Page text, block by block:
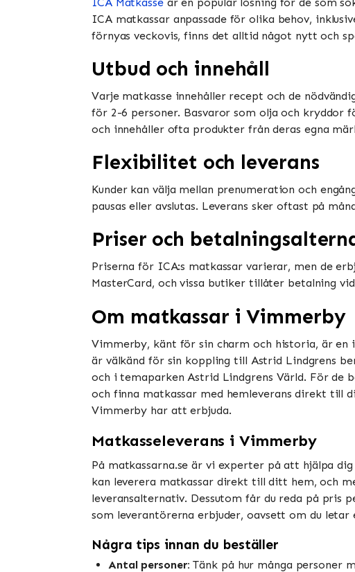
ICA matkassar anpassade för olika behov,
förnyas veckovis, finns det alltid något nytt och
Utbud och innehåll
Varje matkasse innehåller recept och de
för 2-6 personer. Basvaror som olja och kryddor
och innehåller ofta produkter från deras egna
Flexibilitet och leverans
Kunder kan välja mellan prenumeration och
pausas eller avslutas. Leverans sker oftast på
Priser och
Priserna för ICA:s matkassar varierar, men de
MasterCard, och vissa butiker tillåter betalning
Om matkassar i Vimmerby
Vimmerby, känt för sin charm och historia, är en
är välkänd för sin koppling till Astrid Lindgrens
och i temaparken Astrid Lindgrens Värld. För de
och finna matkassar med hemleverans direkt till
Vimmerby har att erbjuda.
Matkasseleverans i Vimmerby
På matkassarna.se är vi experter på att hjälpa
kan leverera matkassar direkt till ditt hem, och
leveransalternativ. Dessutom får du reda på pris
som leverantörerna erbjuder, oavsett om du
Några tips innan du beställer
Antal personer: Tänk på hur många personer